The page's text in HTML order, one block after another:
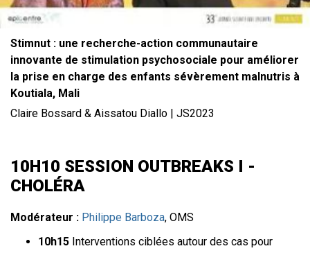
Stimnut : une recherche-action communautaire
innovante de stimulation psychosociale pour améliorer
la prise en charge des enfants sévèrement malnutris à
Koutiala, Mali
Claire Bossard & Aissatou Diallo | JS2023
10H10 SESSION OUTBREAKS I -
CHOLÉRA
Modérateur : Philippe Barboza, OMS
10h15 Interventions ciblées autour des cas pour